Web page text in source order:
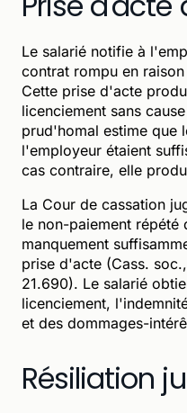
Le salarié notifie à
contrat rompu en
Cette prise d'acte
licenciement sans
prud'homal estime que
l'employeur étaient
cas contraire, elle
La Cour de cassation
le non-paiement répété
manquement
prise d'acte (Cass.
21.690). Le salarié
licenciement,
et des dommages-
Résiliation